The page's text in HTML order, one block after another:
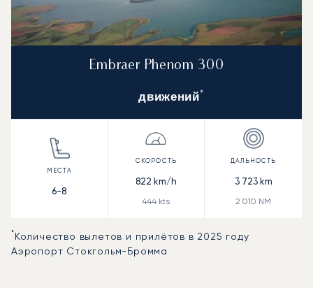
Embraer Phenom 300
движений *
6-8
822 km/h
444 kts
3 723km
2 010 NM
*Количество вылетов и прилётов в 2025 году
Аэропорт Стокгольм-Бромма